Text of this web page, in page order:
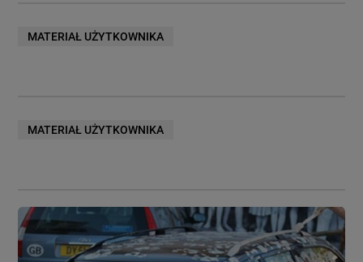
MATERIAŁ UŻYTKOWNIKA
MATERIAŁ UŻYTKOWNIKA